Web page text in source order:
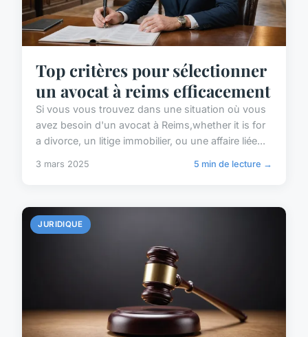
Top critères pour sélectionner
un avocat à reims efficacement
Si vous vous trouvez dans une situation où vous
avez besoin d'un avocat à Reims,whether it is for
a divorce, un litige immobilier, ou une affaire liée...
3 mars 2025 5 min de lecture →
JURIDIQUE